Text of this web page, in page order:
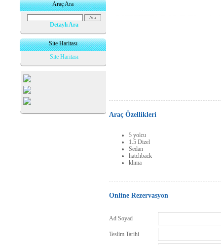
Araç Ara
Detaylı Ara
Site Haritası
Site Haritası
Araç Özellikleri
5 yolcu
1.5 Dizel
Sedan
hatchback
klima
Online Rezervasyon
Ad Soyad
Teslim Tarihi